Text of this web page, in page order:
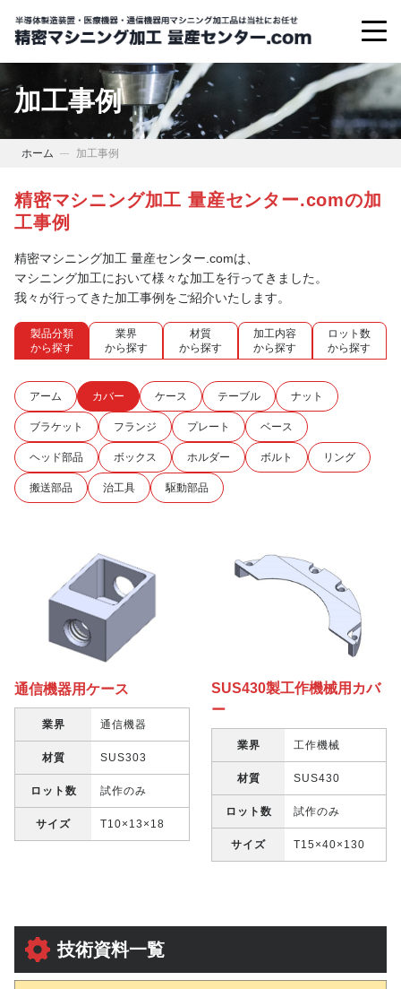
加工事例
ホーム 加工事例
技術資料一覧
精密マシニング加工 量産センター.comの加
工事例
精密マシニング加工 量産センター.comは、
マシニング加工において様々な加工を行ってきました。
我々が行ってきた加工事例をご紹介いたします。
製品分類
から探す
業界
から探す
材質
から探す
加工内容
から探す
ロット数
から探す
アーム カバー ケース テーブル ナット
ブラケット フランジ プレート ベース
ヘッド部品 ボックス ホルダー ボルト リング
搬送部品 治工具 駆動部品
通信機器用ケース
業界 通信機器
材質 SUS303
ロット数 試作のみ
サイズ T10×13×18
SUS430製工作機械用カバ
ー
業界 工作機械
材質 SUS430
ロット数 試作のみ
サイズ T15×40×130